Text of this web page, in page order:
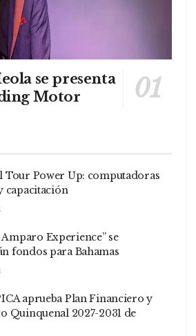
se presenta
Motor
Tour Power Up: computadoras
capacitación
Amparo Experience” se
fondos para Bahamas
aprueba Plan Financiero y
Quinquenal 2027-2031 de